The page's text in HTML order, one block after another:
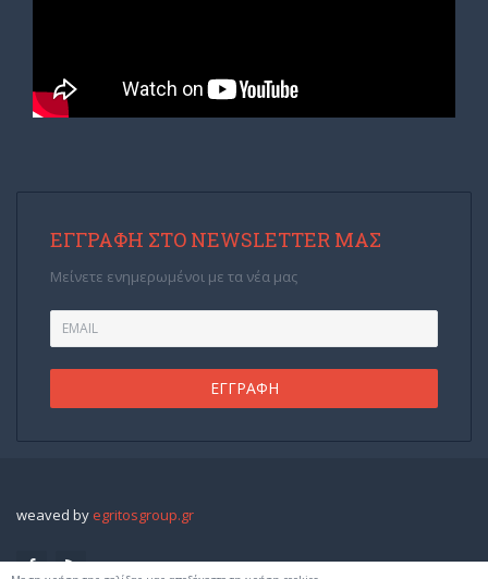
ΕΓΓΡΑΦΉ ΣΤΟ NEWSLETTER ΜΑΣ
Μείνετε ενημερωμένοι με τα νέα μας
weaved by egritosgroup.gr